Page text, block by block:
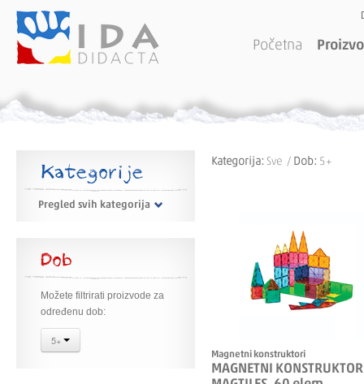
Početna
Kategorije
Pregled svih kategorija
Dob
Možete filtrirati proizvode za
određenu dob:
5+
Kategorija: Sve / Dob: 5+
Magnetni konstruktori
MAGNETNI KONSTRUKTOR